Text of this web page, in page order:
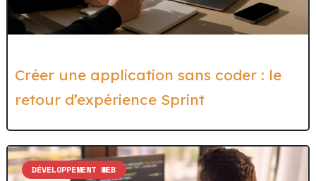
Créer une application sans coder : le
retour d’expérience Sprint
DÉVELOPPEMENT WEB